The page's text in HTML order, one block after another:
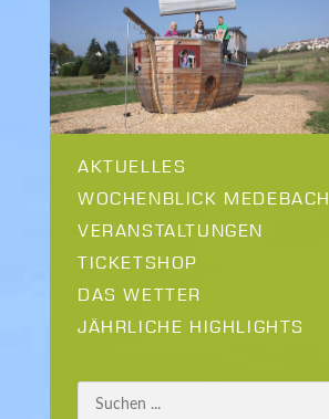
AKTUELLES
WOCHENBLICK MEDEBACH
VERANSTALTUNGEN
TICKETSHOP
DAS WETTER
JÄHRLICHE HIGHLIGHTS